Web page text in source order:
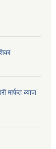
मार्फत ब्याज